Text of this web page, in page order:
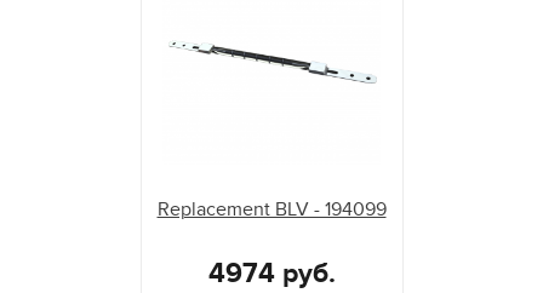
Replacement BLV - 194099
4974 руб.